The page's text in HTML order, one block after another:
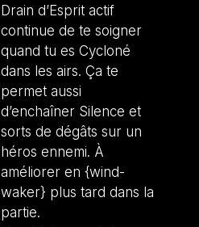
Drain d’Esprit actif
continue de te soigner
quand tu es Cycloné
dans les airs. Ça te
permet aussi
d’enchaîner Silence et
sorts de dégâts sur un
héros ennemi. À
améliorer en {wind-
waker} plus tard dans la
partie.